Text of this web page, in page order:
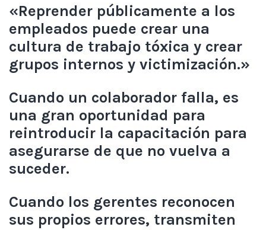
«Reprender públicamente a los
empleados puede crear una
cultura de trabajo tóxica y crear
grupos internos y victimización.»
Cuando un colaborador falla, es
una gran oportunidad para
reintroducir la capacitación para
asegurarse de que no vuelva a
suceder.
Cuando los gerentes reconocen
sus propios errores, transmiten